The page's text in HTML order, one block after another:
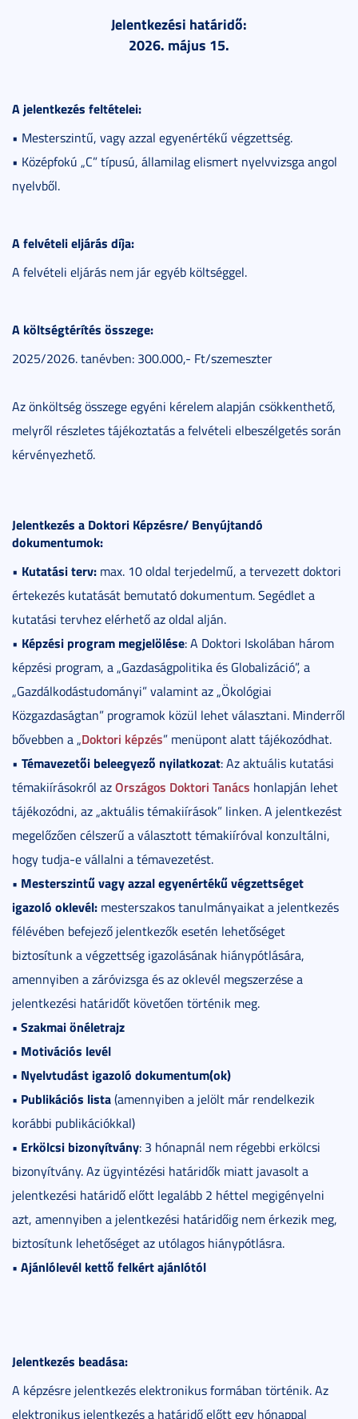
Jelentkezési határidő:
2026. május 15.
A jelentkezés feltételei:
• Mesterszintű, vagy azzal egyenértékű végzettség.
• Középfokú „C” típusú, államilag elismert nyelvvizsga angol
nyelvből.
A felvételi eljárás díja:
A felvételi eljárás nem jár egyéb költséggel.
A költségtérítés összege:
2025/2026. tanévben: 300.000,- Ft/szemeszter
Az önköltség összege egyéni kérelem alapján csökkenthető,
melyről részletes tájékoztatás a felvételi elbeszélgetés során
kérvényezhető.
Jelentkezés a Doktori Képzésre/ Benyújtandó
dokumentumok:
• Kutatási terv: max. 10 oldal terjedelmű, a tervezett doktori
értekezés kutatását bemutató dokumentum. Segédlet a
kutatási tervhez elérhető az oldal alján.
• Képzési program megjelölése: A Doktori Iskolában három
képzési program, a „Gazdaságpolitika és Globalizáció”, a
„Gazdálkodástudományi” valamint az „Ökológiai
Közgazdaságtan” programok közül lehet választani. Minderről
bővebben a „Doktori képzés” menüpont alatt tájékozódhat.
• Témavezetői beleegyező nyilatkozat: Az aktuális kutatási
témakiírásokról azOrszágos Doktori Tanács honlapján lehet
tájékozódni, az „aktuális témakiírások” linken. A jelentkezést
megelőzően célszerű a választott témakiíróval konzultálni,
hogy tudja-e vállalni a témavezetést.
• Mesterszintű vagy azzal egyenértékű végzettséget
igazoló oklevél: mesterszakos tanulmányaikat a jelentkezés
félévében befejező jelentkezők esetén lehetőséget
biztosítunk a végzettség igazolásának hiánypótlására,
amennyiben a záróvizsga és az oklevél megszerzése a
jelentkezési határidőt követően történik meg.
• Szakmai önéletrajz
• Motivációs levél
• Nyelvtudást igazoló dokumentum(ok)
• Publikációs lista(amennyiben a jelölt már rendelkezik
korábbi publikációkkal)
• Erkölcsi bizonyítvány: 3 hónapnál nem régebbi erkölcsi
bizonyítvány. Az ügyintézési határidők miatt javasolt a
jelentkezési határidő előtt legalább 2 héttel megigényelni
azt, amennyiben a jelentkezési határidőig nem érkezik meg,
biztosítunk lehetőséget az utólagos hiánypótlásra.
• Ajánlólevél kettő felkért ajánlótól
Jelentkezés beadása:
A képzésre jelentkezés elektronikus formában történik. Az
elektronikus jelentkezés a határidő előtt egy hónappal